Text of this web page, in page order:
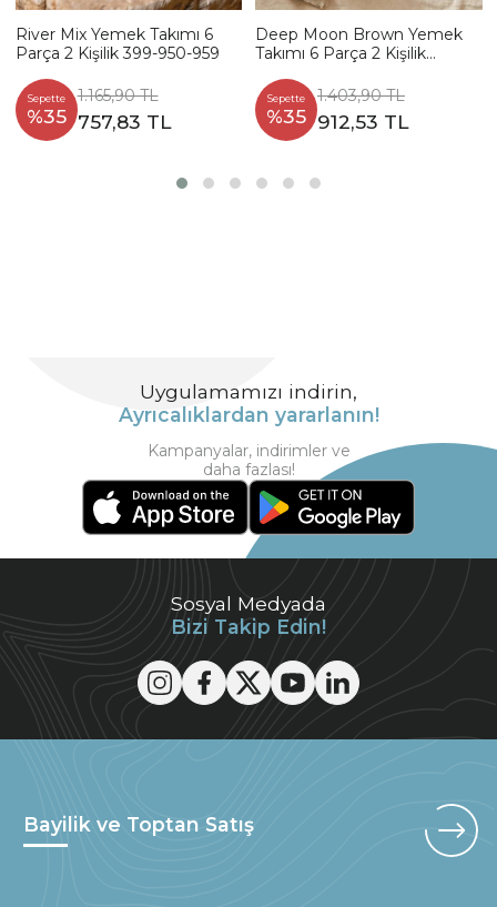
River Mix Yemek Takımı 6
Parça 2 Kişilik 399-950-959
Sepette
%35
1.165,90 TL
757,83 TL
Deep Moon Brown Yemek
Takımı 6 Parça 2 Kişilik
Sepette
%35
1.403,90 TL
912,53 TL
Sosyal Medyada
Bizi Takip Edin!
Uygulamamızı indirin,
Ayrıcalıklardan yararlanın!
Kampanyalar, indirimler ve
daha fazlası!
Bayilik ve Toptan Satış